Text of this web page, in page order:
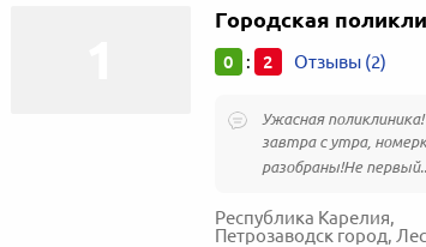
Городская
0 : 2 Отзывы (2)
Ужасная
завтра с утра,
разобраны!Не
Республика Карелия,
Петрозаводск город,